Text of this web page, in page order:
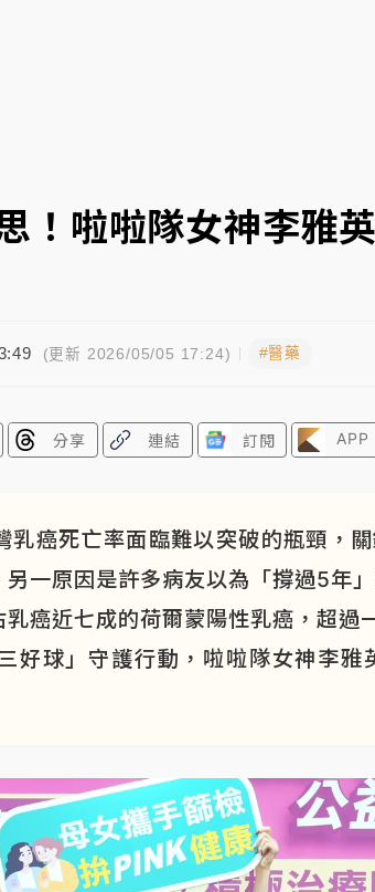
！啦啦隊女神李雅
(更新 2026/05/05 17:24) #醫藥
分享 連結 訂閱 APP
乳癌死亡率面臨難以突破的瓶頸，
一原因是許多病友以為「撐過5年
癌近七成的荷爾蒙陽性乳癌，超過
好球」守護行動，啦啦隊女神李雅